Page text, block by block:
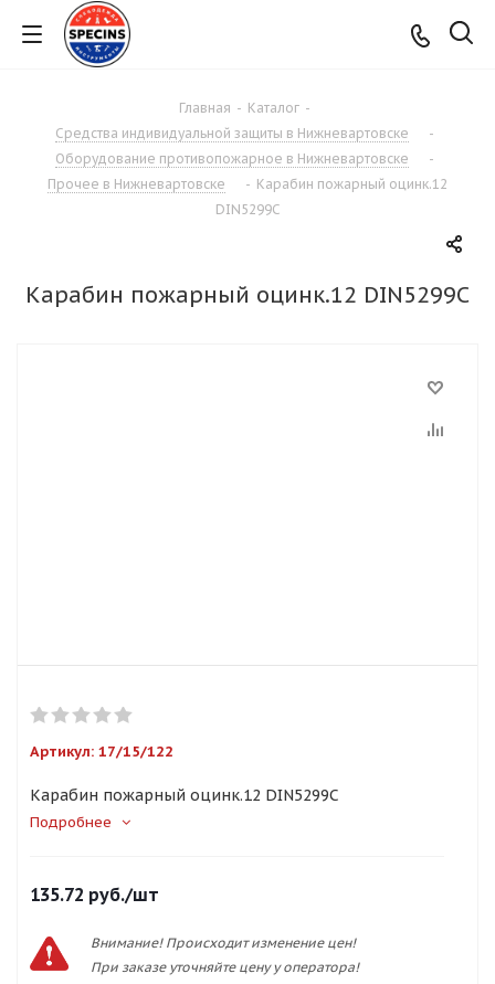
Главная - Каталог -
Средства индивидуальной защиты в Нижневартовске
-
Оборудование противопожарное в Нижневартовске
-
Прочее в Нижневартовске
- Карабин пожарный оцинк.12
DIN5299С
Карабин пожарный оцинк.12 DIN5299С
Артикул: 17/15/122
Карабин пожарный оцинк.12 DIN5299С
Подробнее
135.72 руб./шт
Внимание! Происходит изменение цен!
При заказе уточняйте цену у оператора!